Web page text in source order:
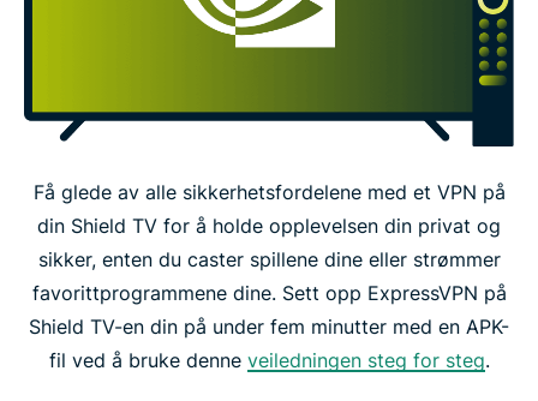
Få glede av alle sikkerhetsfordelene med et VPN på
din Shield TV for å holde opplevelsen din privat og
sikker, enten du caster spillene dine eller strømmer
favorittprogrammene dine. Sett opp ExpressVPN på
Shield TV-en din på under fem minutter med en APK-
fil ved å bruke denne veiledningen steg for steg.